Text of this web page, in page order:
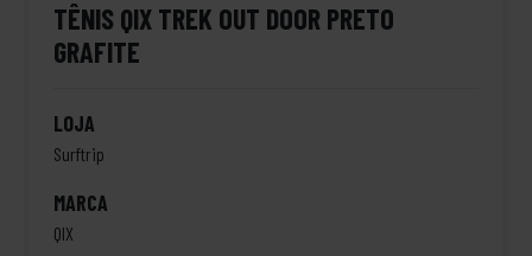
TÊNIS QIX TREK OUT DOOR PRETO
GRAFITE
LOJA
Surftrip
MARCA
QIX